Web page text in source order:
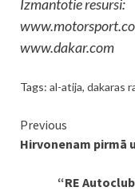
Izmantotie resursi:
www.dakar.com
Tags: al-atija, dakaras
Continue
Reading
Previous
Hirvonenam pirmā
“RE